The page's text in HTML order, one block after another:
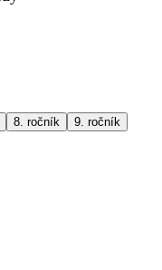
8. ročník 9. ročník